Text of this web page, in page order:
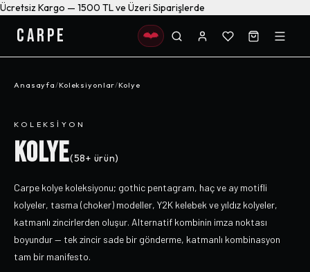
Ücretsiz Kargo — 1500 TL ve Üzeri Siparişlerde
CARPE
Anasayfa/Koleksiyonlar/Kolye
KOLEKSIYON
KOLYE(58+ ürün)
Carpe kolye koleksiyonu; gothic pentagram, haç ve ay motifli
kolyeler, tasma (choker) modeller, Y2K kelebek ve yıldız kolyeler,
katmanlı zincirlerden oluşur. Alternatif kombinin imza noktası
boyundur — tek zincir sade bir gönderme, katmanlı kombinasyon
tam bir manifesto.